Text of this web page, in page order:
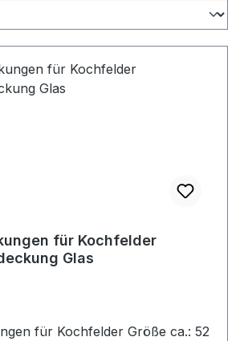
für Kochfelder
Glas
Kochfelder Größe ca.: 52